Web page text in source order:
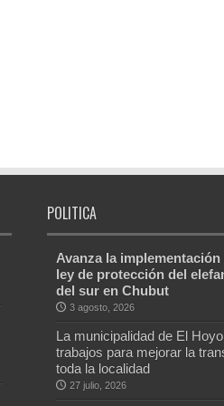
POLITICA
Avanza la implementación
ley de protección del
del sur en Chubut
3 agosto, 2026
La municipalidad de El
trabajos para mejorar la
toda la localidad
27 julio, 2026